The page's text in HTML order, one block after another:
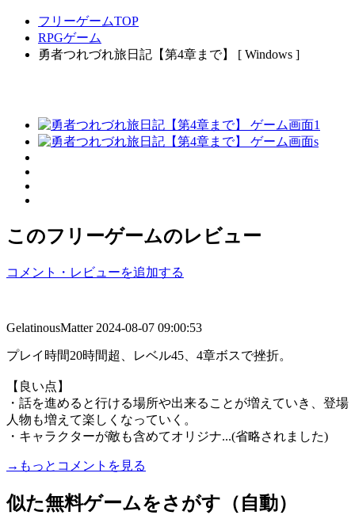
フリーゲームTOP
RPGゲーム
勇者つれづれ旅日記【第4章まで】 [ Windows ]
このフリーゲームのレビュー
コメント・レビューを追加する
GelatinousMatter 2024-08-07 09:00:53
プレイ時間20時間超、レベル45、4章ボスで挫折。
【良い点】
・話を進めると行ける場所や出来ることが増えていき、登場
人物も増えて楽しくなっていく。
・キャラクターが敵も含めてオリジナ...(省略されました)
→もっとコメントを見る
似た無料ゲームをさがす（自動）